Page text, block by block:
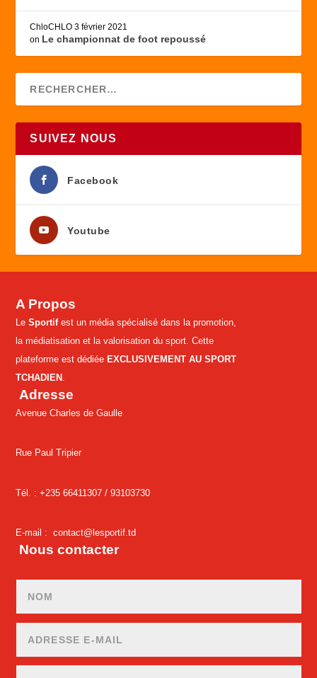
ChloCHLO 3 février 2021
on Le championnat de foot repoussé
SUIVEZ NOUS
Facebook
Youtube
A Propos
LeSportifest un média spécialisé dans la promotion,
la médiatisation et la valorisation du sport. Cette
plateforme est dédiée EXCLUSIVEMENT AU SPORT
TCHADIEN
Adresse
Avenue Charles de Gaulle
Rue Paul Tripier
Tél. : +235 66411307 /93103730
E-mail :contact@lesportif.td
Nous contacter